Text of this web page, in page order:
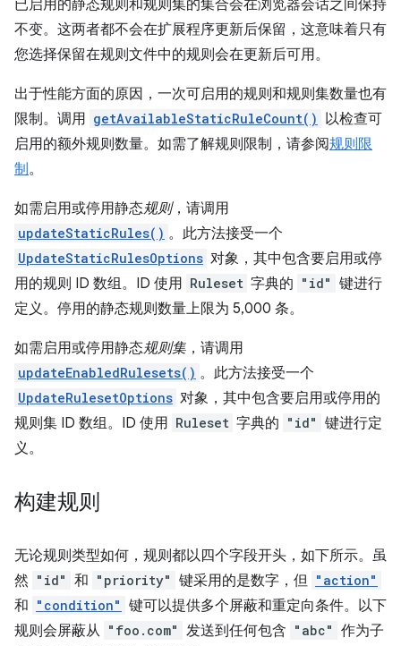
已启用的静态规则和规则集的集合会在浏览器会话之间保持
不变。这两者都不会在扩展程序更新后保留，这意味着只有
您选择保留在规则文件中的规则会在更新后可用。
出于性能方面的原因，一次可启用的规则和规则集数量也有
限制。调用 getAvailableStaticRuleCount() 以检查可
启用的额外规则数量。如需了解规则限制，请参阅规则限
制。
如需启用或停用静态规则，请调用
updateStaticRules() 。此方法接受一个
UpdateStaticRulesOptions 对象，其中包含要启用或停
用的规则 ID 数组。ID 使用 Ruleset 字典的 "id" 键进行
定义。停用的静态规则数量上限为 5,000 条。
如需启用或停用静态规则集 ，请调用
updateEnabledRulesets() 。此方法接受一个
UpdateRulesetOptions 对象，其中包含要启用或停用的
规则集 ID 数组。ID 使用 Ruleset 字典的 "id" 键进行定
义。
构建规则
无论规则类型如何，规则都以四个字段开头，如下所示。虽
然 "id" 和 "priority" 键采用的是数字，但 "action"
和 "condition" 键可以提供多个屏蔽和重定向条件。以下
规则会屏蔽从 "foo.com" 发送到任何包含 "abc" 作为子